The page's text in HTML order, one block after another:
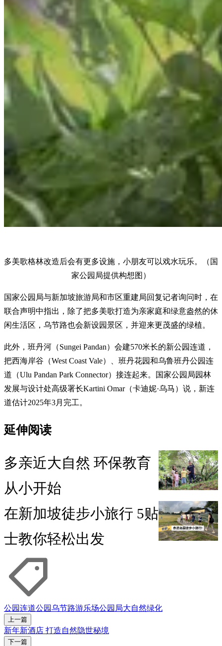
多美歌格林改造后会有更多设施，小朋友可以戏水玩乐。（国
家公园局提供构想图）
国家公园局与新加坡旅游局和市区重建局回复记者询问时，在
联合声明中指出，除了把多美歌打造为亲家庭和绿意盎然的休
闲生活区，乌节路也会新设园景区，并迎来更茂盛的绿植。
此外，班丹河（Sungei Pandan）会建570米长的新公园连道，
把西海岸谷（West Coast Vale）、班丹花园和乌鲁班丹公园连
道（Ulu Pandan Park Connector）接连起来。国家公园局园林
发展与设计处高级署长Kartini Omar（卡迪妮·乌马）说，新连
道估计2025年3月完工。
延伸阅读
多亲近大自然 环保教育
从小开始
在新加坡徒步小旅行 5贴
士教你轻松出发
公园连道公园乌节路游乐场公园局大自然绿化
上一篇
新年新酒店 打造自然隐世秘境
下一篇